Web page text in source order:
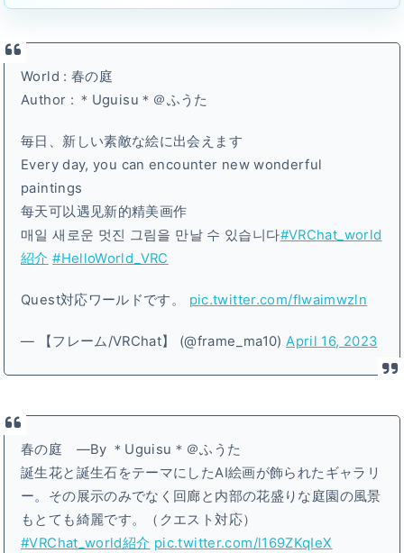
World : 春の庭
Author : ＊Uguisu＊＠ふうた
毎日、新しい素敵な絵に出会えます
Every day, you can encounter new wonderful
paintings
每天可以遇见新的精美画作
매일 새로운 멋진 그림을 만날 수 있습니다#VRChat_world
紹介 #HelloWorld_VRC
Quest対応ワールドです。 pic.twitter.com/fIwaimwzln
— 【フレーム/VRChat】 (@frame_ma10)April 16, 2023
春の庭 ―By ＊Uguisu＊＠ふうた
誕生花と誕生石をテーマにしたAI絵画が飾られたギャラリ
ー。その展示のみでなく回廊と内部の花盛りな庭園の風景
もとても綺麗です。（クエスト対応）
#VRChat_world紹介 pic.twitter.com/l169ZKqIeX